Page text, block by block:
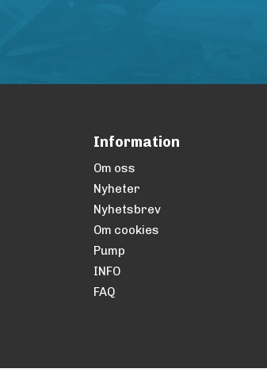
Information
Om oss
Nyheter
Nyhetsbrev
Om cookies
Pump
INFO
FAQ